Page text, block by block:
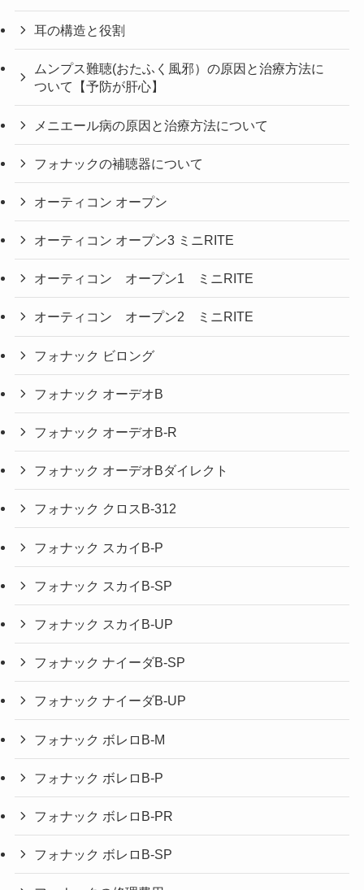
耳の構造と役割
ムンプス難聴(おたふく風邪）の原因と治療方法に
ついて【予防が肝心】
メニエール病の原因と治療方法について
フォナックの補聴器について
オーティコン オープン
オーティコン オープン3 ミニRITE
オーティコン オープン1 ミニRITE
オーティコン オープン2 ミニRITE
フォナック ビロング
フォナック オーデオB
フォナック オーデオB-R
フォナック オーデオBダイレクト
フォナック クロスB-312
フォナック スカイB-P
フォナック スカイB-SP
フォナック スカイB-UP
フォナック ナイーダB-SP
フォナック ナイーダB-UP
フォナック ボレロB-M
フォナック ボレロB-P
フォナック ボレロB-PR
フォナック ボレロB-SP